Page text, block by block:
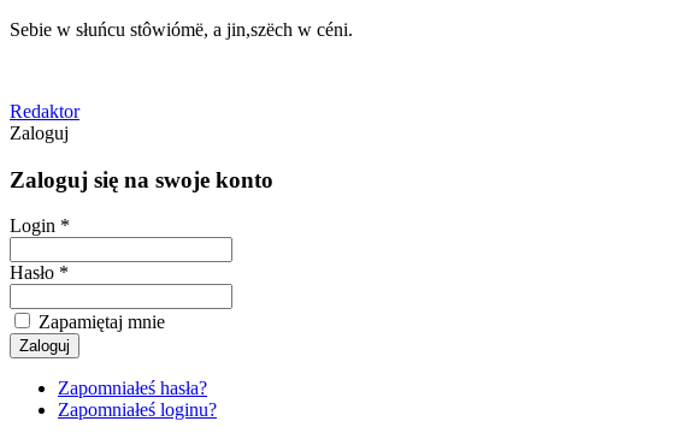
Sebie w słuńcu stôwiómë, a jin,szëch w céni.
Redaktor
Zaloguj
Zaloguj się na swoje konto
Login *
Hasło *
Zapamiętaj mnie
Zapomniałeś hasła?
Zapomniałeś loginu?